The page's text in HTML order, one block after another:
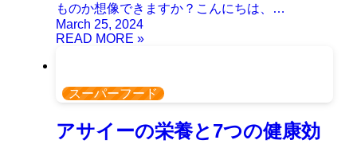
ものか想像できますか？こんにちは、…
March 25, 2024
スーパーフード
アサイーの栄養と7つの健康効